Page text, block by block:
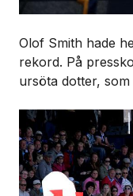
Olof Smith hade
rekord. På
ursöta dotter,